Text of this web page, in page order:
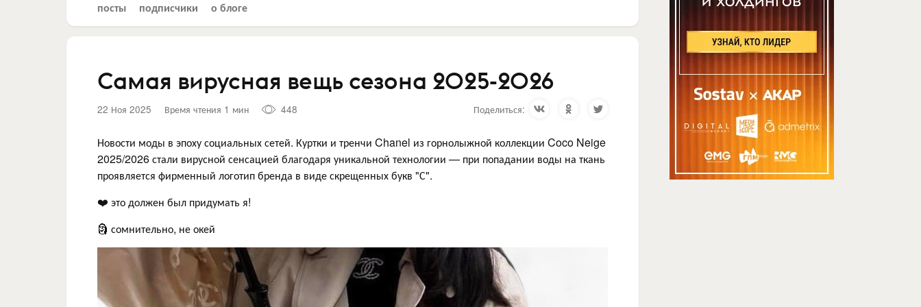
посты подписчики о блоге
Самая вирусная вещь сезона 2025-2026
22 Ноя 2025 Время чтения 1 мин 448 Поделиться:
Новости моды в эпоху социальных сетей. Куртки и тренчи Chanel из горнолыжной коллекции Coco Neige
2025/2026 стали вирусной сенсацией благодаря уникальной технологии — при попадании воды на ткань
проявляется фирменный логотип бренда в виде скрещенных букв "С".
❤️ это должен был придумать я!
🗿 сомнительно, не окей